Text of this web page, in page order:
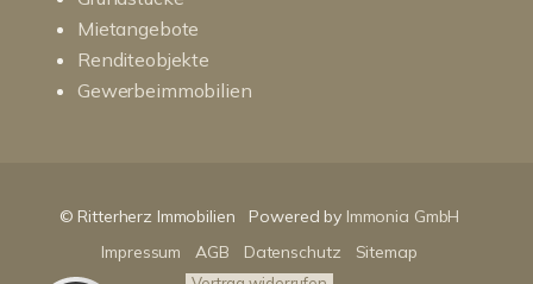
Mietangebote
Renditeobjekte
Gewerbeimmobilien
© Ritterherz Immobilien Powered by Immonia GmbH
Impressum
AGB Datenschutz Sitemap
100%
Empfehlungen auf
ProvenExpert.com
SEHR GUT
4,86 / 5,00